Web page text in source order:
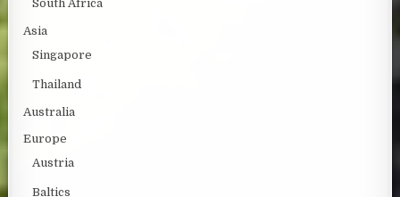
South Africa
Asia
Singapore
Thailand
Australia
Europe
Austria
Baltics